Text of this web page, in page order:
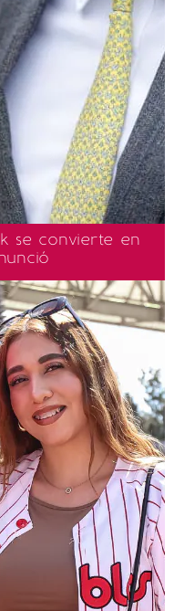
se convierte en